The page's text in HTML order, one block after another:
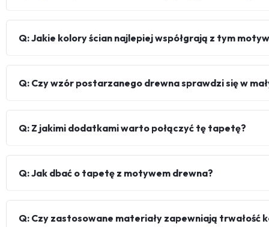
Q: Jakie kolory ścian najlepiej współgrają z tym
Q: Czy wzór postarzanego drewna sprawdzi się w
Q: Z jakimi dodatkami warto połączyć tę tapetę?
Q: Jak dbać o tapetę z motywem drewna?
Q: Czy zastosowane materiały zapewniają trwałość